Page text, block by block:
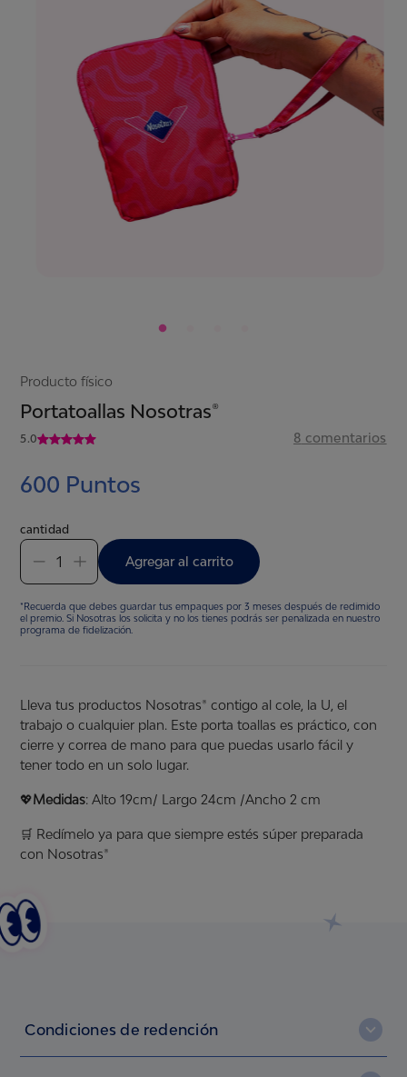
Producto físico
Portatoallas Nosotras®
5.0 8 comentarios
600 Puntos
cantidad
1 Agregar al carrito
*Recuerda que debes guardar tus empaques por 3 meses después de redimido
el premio. Si Nosotras los solicita y no los tienes podrás ser penalizada en nuestro
programa de fidelización.
Lleva tus productos Nosotras® contigo al cole, la U, el
trabajo o cualquier plan. Este porta toallas es práctico, con
cierre y correa de mano para que puedas usarlo fácil y
tener todo en un solo lugar.
💖Medidas: Alto 19cm/ Largo 24cm /Ancho 2 cm
🛒 Redímelo ya para que siempre estés súper preparada
con Nosotras®
Condiciones de redención